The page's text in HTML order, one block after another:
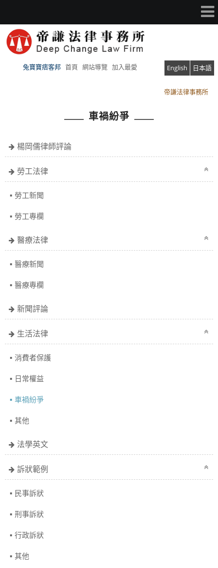
兔寶寶痞客邦 首頁 網站導覽 加入最愛 English 日本語
帝謙法律事務所
車禍紛爭
楊岡儒律師評論
勞工法律
勞工新聞
勞工專欄
醫療法律
醫療新聞
醫療專欄
新聞評論
生活法律
消費者保護
日常權益
車禍紛爭
其他
法學英文
訴狀範例
民事訴狀
刑事訴狀
行政訴狀
其他